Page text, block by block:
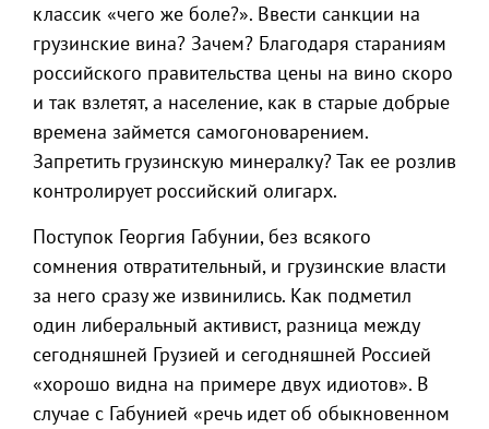
классик «чего же боле?». Ввести санкции на
грузинские вина? Зачем? Благодаря стараниям
российского правительства цены на вино скоро
и так взлетят, а население, как в старые добрые
времена займется самогоноварением.
Запретить грузинскую минералку? Так ее розлив
контролирует российский олигарх.
Поступок Георгия Габунии, без всякого
сомнения отвратительный, и грузинские власти
за него сразу же извинились. Как подметил
один либеральный активист, разница между
сегодняшней Грузией и сегодняшней Россией
«хорошо видна на примере двух идиотов». В
случае с Габунией «речь идет об обыкновенном